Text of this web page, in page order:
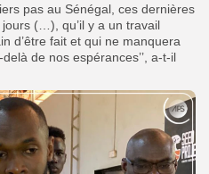
pas au Sénégal, ces dernières
(…), qu’il y a un travail
d’être fait et qui ne manquera
de nos espérances’’, a-t-il